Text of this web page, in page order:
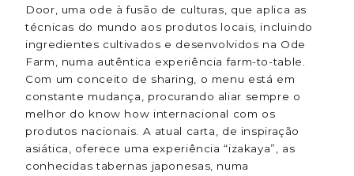
Door, uma ode à fusão de culturas, que aplica as
técnicas do mundo aos produtos locais, incluindo
ingredientes cultivados e desenvolvidos na Ode
Farm, numa autêntica experiência farm-to-table.
Com um conceito de sharing, o menu está em
constante mudança, procurando aliar sempre o
melhor do know how internacional com os
produtos nacionais. A atual carta, de inspiração
asiática, oferece uma experiência “izakaya”, as
conhecidas tabernas japonesas, numa